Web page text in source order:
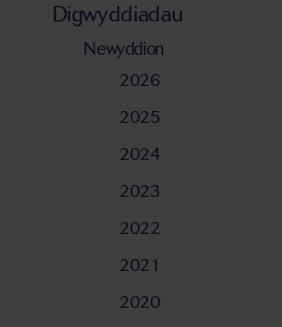
Digwyddiadau
Newyddion
2026
2025
2024
2023
2022
2021
2020